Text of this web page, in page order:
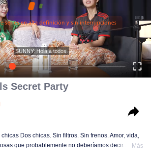
SUNNY: Hola a todos.
Secret Party
Dos chicas. Sin filtros. Sin frenos. Amor, vida,
que probablemente no deberíamos decir... pero
Más